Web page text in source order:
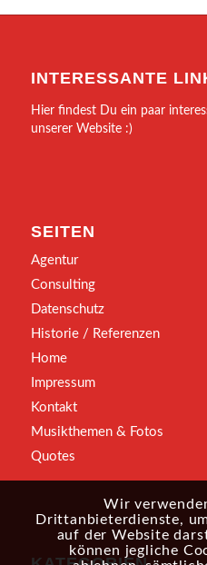
INTERESSANTE
Hier findest Du ein paar
unserer Website :)
SEITEN
Agentur
Consulting
Datenschutz
Historie / Referenzen
Home
Impressum
Kontakt
Musikthemen & Fotos
Quotes
Wir
Drittanbieterdienste,
auf der Website
können jegliche